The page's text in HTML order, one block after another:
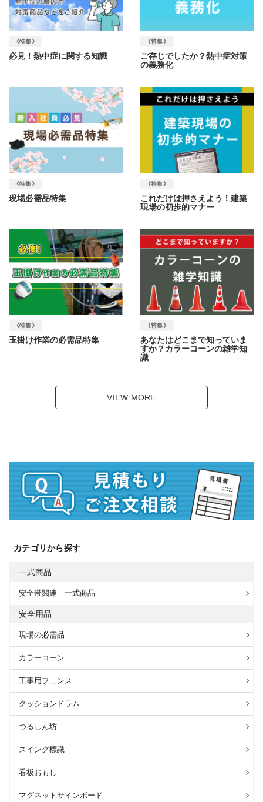
《特集》
必見！熱中症に関する知識
《特集》
ご存じでしたか？熱中症対策
の義務化
《特集》
現場必需品特集
《特集》
これだけは押さえよう！建築
現場の初歩的マナー
《特集》
玉掛け作業の必需品特集
《特集》
あなたはどこまで知っていま
すか？カラーコーンの雑学知
識
VIEW MORE
カテゴリから探す
一式商品
安全帯関連 一式商品
安全用品
現場の必需品
カラーコーン
工事用フェンス
クッションドラム
つるしん坊
スイング標識
看板おもし
マグネットサインボード